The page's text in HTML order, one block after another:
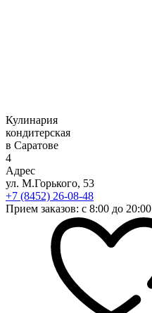
Кулинария
кондитерская
в Саратове
4
Адрес
ул. М.Горького, 53
+7 (8452) 26-08-48
Прием заказов: с 8:00 до 20:00